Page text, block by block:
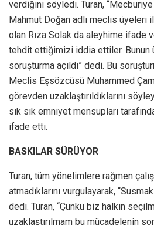
verdiğini söyledi. Turan, “Mecburiye
Mahmut Doğan adlı meclis üyeleri
olan Rıza Solak da aleyhime ifade
tehdit ettiğimizi iddia ettiler. Bunun
soruşturma açıldı” dedi. Bu
Meclis Eşsözcüsü Muhammed
görevden uzaklaştırıldıklarını
sık sık emniyet mensupları
ifade etti.
BASKILAR SÜRÜYOR
Turan, tüm yönelimlere rağmen
atmadıklarını vurgulayarak,
dedi. Turan, “Çünkü biz halkın
uzaklaştırılmam bu mücadelenin